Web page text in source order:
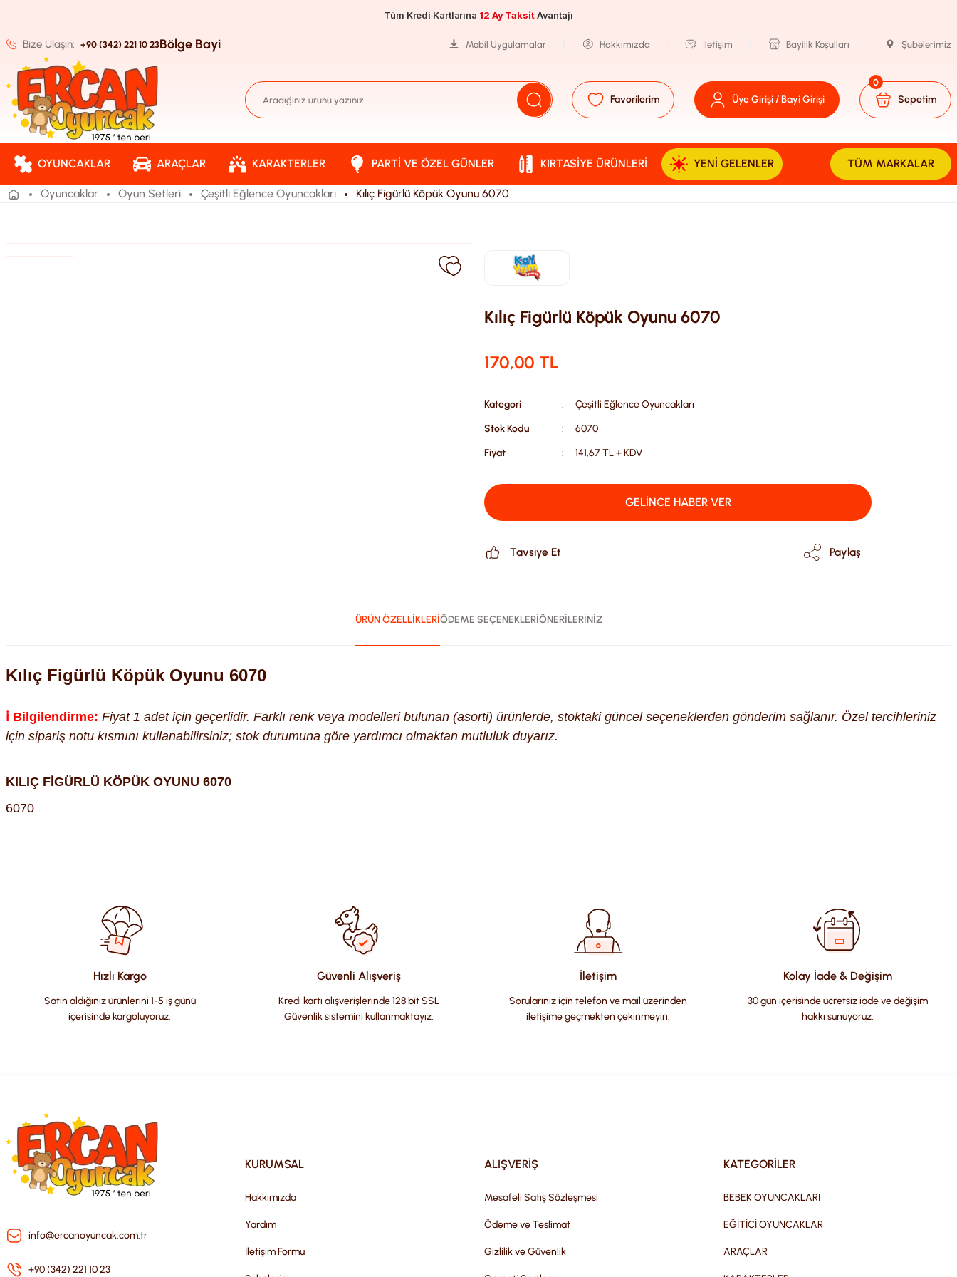
Tüm Kredi Kartlarına 12 Ay TaksitAvantajı
Bize Ulaşın: +90 (342) 221 10 23Bölge Bayi Mobil Uygulamalar Hakkımızda İletişim Bayilik Koşulları Şubelerimiz
Favorilerim Üye Girişi / Bayi Girişi Sepetim
0
OYUNCAKLAR ARAÇLAR KARAKTERLER PARTI VE ÖZEL GÜNLER KIRTASIYE ÜRÜNLERI YENI GELENLER TÜM MARKALAR
Oyuncaklar Oyun Setleri Çeşitli Eğlence Oyuncakları Kılıç Figürlü Köpük Oyunu 6070
Kılıç Figürlü Köpük Oyunu 6070
170,00 TL
Kategori
Çeşitli Eğlence Oyuncakları
Stok Kodu
6070
Fiyat
141,67 TL + KDV
GELİNCE HABER VER
Tavsiye Et Paylaş
ÜRÜN ÖZELLİKLERİÖDEME SEÇENEKLERİÖNERİLERİNİZ
Kılıç Figürlü Köpük Oyunu 6070
ℹ️ Bilgilendirme: Fiyat 1 adet için geçerlidir. Farklı renk veya modelleri bulunan (asorti) ürünlerde, stoktaki güncel seçeneklerden gönderim sağlanır. Özel tercihleriniz
için sipariş notu kısmını kullanabilirsiniz; stok durumuna göre yardımcı olmaktan mutluluk duyarız.
KILIÇ FİGÜRLÜ KÖPÜK OYUNU 6070
6070
Ürün resmi kalitesiz, bozuk veya görüntülenemiyor.
Ürün açıklamasında eksik bilgiler bulunuyor.
Ürün bilgilerinde hatalar bulunuyor.
Bu ürüne benzer farklı alternatifler olmalı.
Hızlı Kargo
Satın aldığınız ürünlerini 1-5 iş günü
içerisinde kargoluyoruz.
Güvenli Alışveriş
Kredi kartı alışverişlerinde 128 bit SSL
Güvenlik sistemini kullanmaktayız.
İletişim
Sorularınız için telefon ve mail üzerinden
iletişime geçmekten çekinmeyin.
Kolay İade & Değişim
30 gün içerisinde ücretsiz iade ve değişim
hakkı sunuyoruz.
info@ercanoyuncak.com.tr
+90 (342) 221 10 23
KURUMSAL
Hakkımızda
Yardım
İletişim Formu
ALIŞVERİŞ
Mesafeli Satış Sözleşmesi
Ödeme ve Teslimat
Gizlilik ve Güvenlik
KATEGORİLER
BEBEK OYUNCAKLARI
EĞİTİCİ OYUNCAKLAR
ARAÇLAR